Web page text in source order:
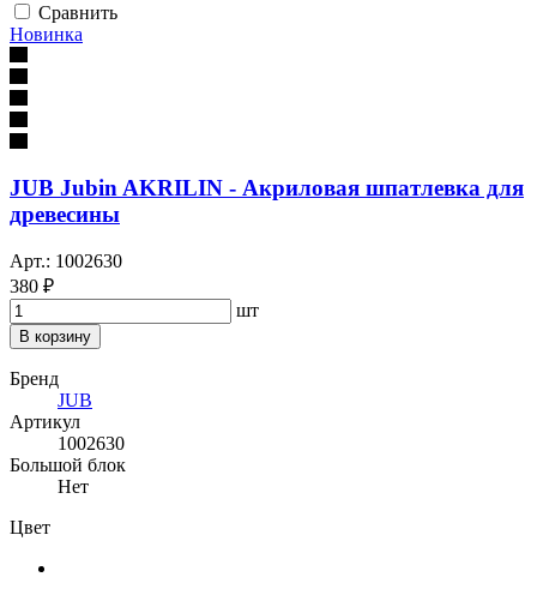
Сравнить
Новинка
JUB Jubin AKRILIN - Акриловая шпатлевка для
древесины
Арт.: 1002630
380 ₽
шт
В корзину
Бренд
JUB
Артикул
1002630
Большой блок
Нет
Цвет